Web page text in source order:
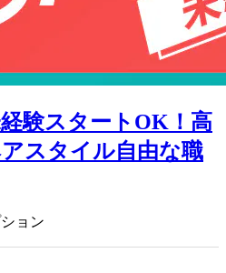
験スタートOK！高
アスタイル自由な職
ョン